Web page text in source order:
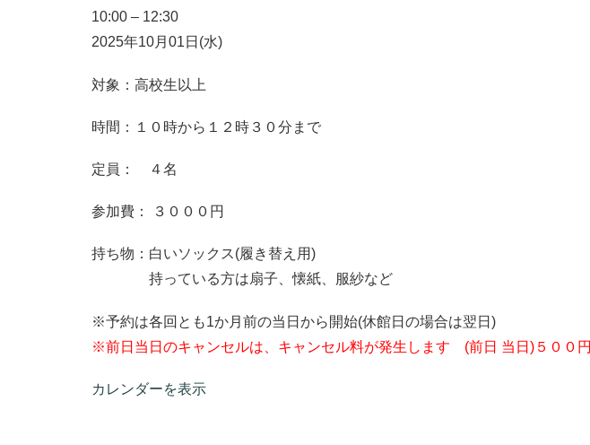
10:00 – 12:30
2025年10月01日(水)
対象：高校生以上
時間：１０時から１２時３０分まで
定員： ４名
参加費： ３０００円
持ち物：白いソックス(履き替え用)
持っている方は扇子、懐紙、服紗など
※予約は各回とも1か月前の当日から開始(休館日の場合は翌日)
※前日当日のキャンセルは、キャンセル料が発生します (前日 当日)５００円
カレンダーを表示